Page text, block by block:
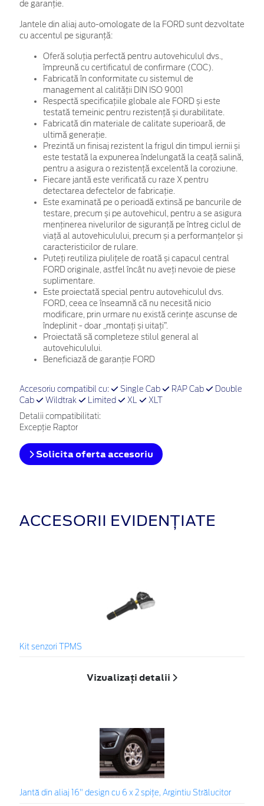
de garanţie.
Jantele din aliaj auto-omologate de la FORD sunt dezvoltate
cu accentul pe siguranță:
Oferă soluția perfectă pentru autovehiculul dvs.,
împreună cu certificatul de confirmare (COC).
Fabricată în conformitate cu sistemul de
management al calității DIN ISO 9001
Respectă specificațiile globale ale FORD și este
testată temeinic pentru rezistență și durabilitate.
Fabricată din materiale de calitate superioară, de
ultimă generație.
Prezintă un finisaj rezistent la frigul din timpul iernii și
este testată la expunerea îndelungată la ceață salină,
pentru a asigura o rezistență excelentă la coroziune.
Fiecare jantă este verificată cu raze X pentru
detectarea defectelor de fabricație.
Este examinată pe o perioadă extinsă pe bancurile de
testare, precum și pe autovehicul, pentru a se asigura
menținerea nivelurilor de siguranță pe întreg ciclul de
viață al autovehiculului, precum și a performanțelor și
caracteristicilor de rulare.
Puteți reutiliza piulițele de roată și capacul central
FORD originale, astfel încât nu aveți nevoie de piese
suplimentare.
Este proiectată special pentru autovehiculul dvs.
FORD, ceea ce înseamnă că nu necesită nicio
modificare, prin urmare nu există cerințe ascunse de
îndeplinit - doar „montați și uitați”.
Proiectată să completeze stilul general al
autovehiculului.
Beneficiază de garanție FORD
Accesoriu compatibil cu: Single Cab RAP Cab
Double
Cab
Wildtrak Limited XL XLT
Detalii compatibilitati:
Excepție Raptor
Solicita oferta accesoriu
ACCESORII EVIDENȚIATE
Kit senzori TPMS
Vizualizați detalii
Jantă din aliaj 16" design cu 6 x 2 spiţe, Argintiu Strălucitor